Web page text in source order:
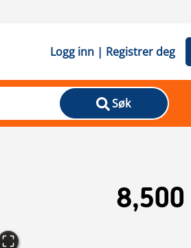
Logg inn | Registrer deg
Søk
8,500